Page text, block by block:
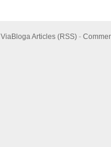
ViaBloga Articles (RSS) -